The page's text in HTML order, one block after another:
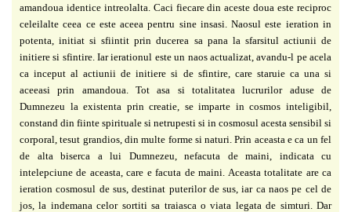
amandoua identice intreolalta. Caci fiecare din aceste doua este reciproc
celeilalte ceea ce este aceea pentru sine insasi. Naosul este ieration in
potenta, initiat si sfiintit prin ducerea sa pana la sfarsitul actiunii de
initiere si sfintire. Iar ierationul este un naos actualizat, avandu-l pe acela
ca inceput al actiunii de initiere si de sfintire, care staruie ca una si
aceeasi prin amandoua. Tot asa si totalitatea lucrurilor aduse de
Dumnezeu la existenta prin creatie, se imparte in cosmos inteligibil,
constand din fiinte spirituale si netrupesti si in cosmosul acesta sensibil si
corporal, tesut grandios, din multe forme si naturi. Prin aceasta e ca un fel
de alta biserca a lui Dumnezeu, nefacuta de maini, indicata cu
intelepciune de aceasta, care e facuta de maini. Aceasta totalitate are ca
ieration cosmosul de sus, destinat puterilor de sus, iar ca naos pe cel de
jos, la indemana celor sortiti sa traiasca o viata legata de simturi. Dar